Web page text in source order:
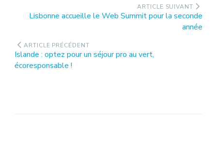
ARTICLE PRÉCÉDENT
Article
précédent
:
Islande : optez pour un séjour pro au vert,
écoresponsable !
ARTICLE SUIVANT
Article
suivant
Lisbonne accueille le Web Summit pour la seconde
année